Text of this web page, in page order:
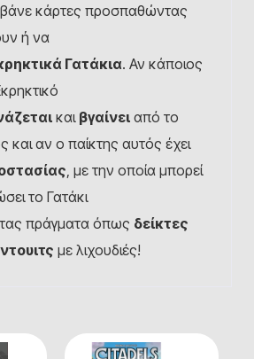
κάρτες προσπαθώντας
ή να
Γατάκια. Αν κάποιος
και βγαίνει από το
και αν ο παίκτης αυτός έχει
, με την οποία μπορεί
το Γατάκι
πράγματα όπως δείκτες
με λιχουδιές!